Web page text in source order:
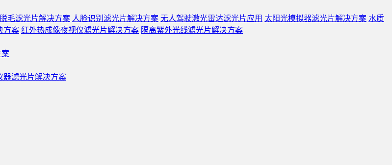
毛滤光片解决方案 人脸识别滤光片解决方案 无人驾驶激光雷达滤光片应用 太阳光模拟器滤光片解决方案 水质
方案 红外热成像夜视仪滤光片解决方案 隔离紫外光线滤光片解决方案
案
器滤光片解决方案